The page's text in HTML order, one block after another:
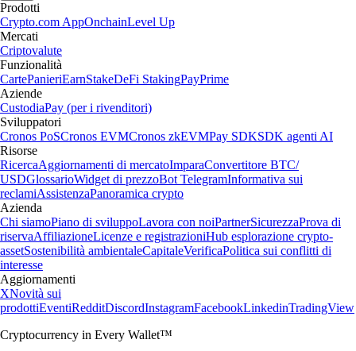
Prodotti
Crypto.com AppOnchainLevel Up
Mercati
Criptovalute
Funzionalità
CartePanieriEarnStakeDeFi StakingPayPrime
Aziende
CustodiaPay (per i rivenditori)
Sviluppatori
Cronos PoSCronos EVMCronos zkEVMPay SDKSDK agenti AI
Risorse
RicercaAggiornamenti di mercatoImparaConvertitore BTC/
USDGlossarioWidget di prezzoBot TelegramInformativa sui
reclamiAssistenzaPanoramica crypto
Azienda
Chi siamoPiano di sviluppoLavora con noiPartnerSicurezzaProva di
riservaAffiliazioneLicenze e registrazioniHub esplorazione crypto-
assetSostenibilità ambientaleCapitaleVerificaPolitica sui conflitti di
interesse
Aggiornamenti
XNovità sui
prodottiEventiRedditDiscordInstagramFacebookLinkedinTradingView
Cryptocurrency in Every Wallet™